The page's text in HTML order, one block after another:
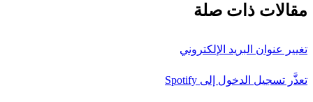
مقالات ذات صلة
تغيير عنوان البريد الإلكتروني
تعذَّر تسجيل الدخول إلى Spotify